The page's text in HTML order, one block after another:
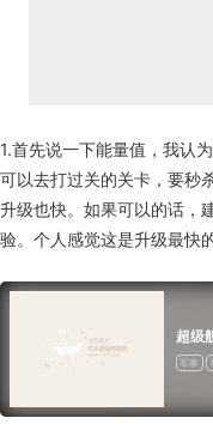
1.首先说一下能量值，我认
可以去打过关的关卡，要秒
升级也快。如果可以的话，
验。个人感觉这是升级最快
超级
军事